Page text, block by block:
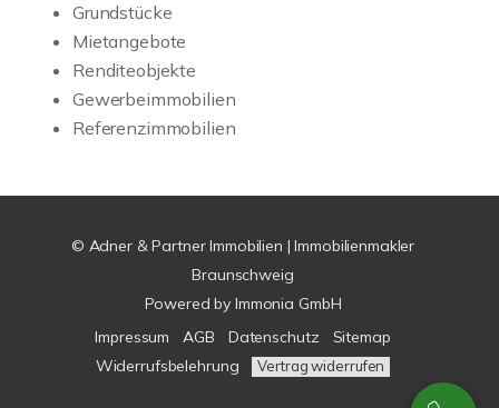
Grundstücke
Mietangebote
Renditeobjekte
Gewerbeimmobilien
Referenzimmobilien
© Adner & Partner Immobilien | Immobilienmakler
Braunschweig
Powered by Immonia GmbH
Impressum
AGB Datenschutz
Sitemap
Widerrufsbelehrung
Vertrag widerrufen